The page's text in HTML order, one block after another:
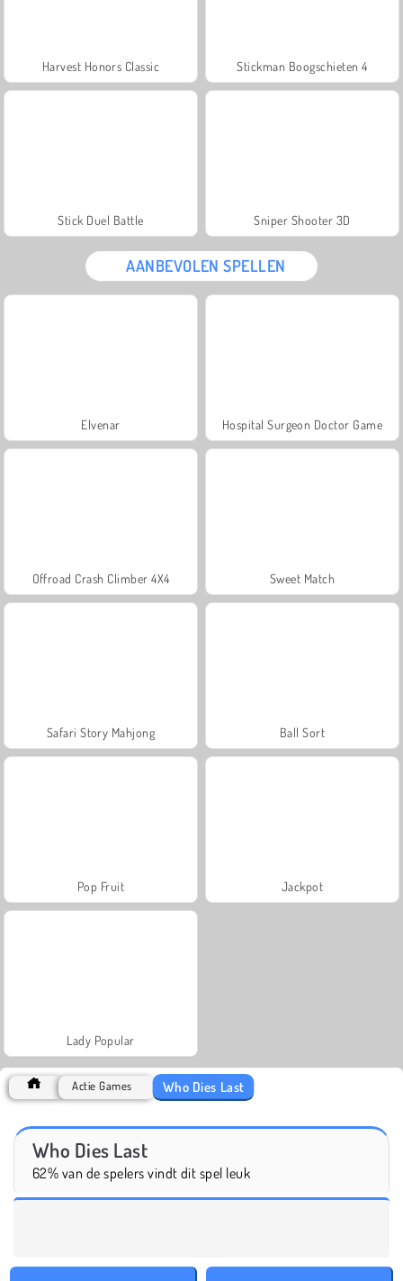
Harvest Honors Classic Stickman Boogschieten 4
Stick Duel Battle Sniper Shooter 3D
AANBEVOLEN SPELLEN
Elvenar Hospital Surgeon Doctor Game
Offroad Crash Climber 4X4 Sweet Match
Safari Story Mahjong Ball Sort
Pop Fruit Jackpot
Lady Popular
Actie Games Who Dies Last
Who Dies Last
62% van de spelers vindt dit spel leuk